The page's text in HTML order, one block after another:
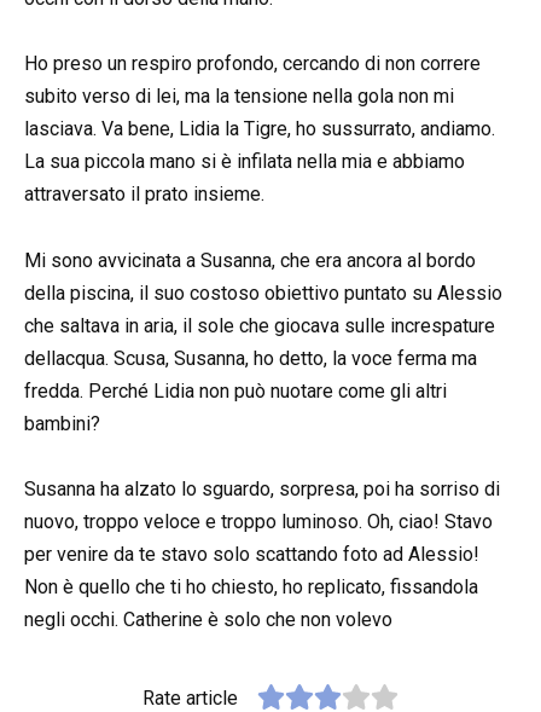
Ho preso un respiro profondo, cercando di non correre
subito verso di lei, ma la tensione nella gola non mi
lasciava. Va bene, Lidia la Tigre, ho sussurrato, andiamo.
La sua piccola mano si è infilata nella mia e abbiamo
attraversato il prato insieme.
Mi sono avvicinata a Susanna, che era ancora al bordo
della piscina, il suo costoso obiettivo puntato su Alessio
che saltava in aria, il sole che giocava sulle increspature
dellacqua. Scusa, Susanna, ho detto, la voce ferma ma
fredda. Perché Lidia non può nuotare come gli altri
bambini?
Susanna ha alzato lo sguardo, sorpresa, poi ha sorriso di
nuovo, troppo veloce e troppo luminoso. Oh, ciao! Stavo
per venire da te stavo solo scattando foto ad Alessio!
Non è quello che ti ho chiesto, ho replicato, fissandola
negli occhi. Catherine è solo che non volevo
Rate article